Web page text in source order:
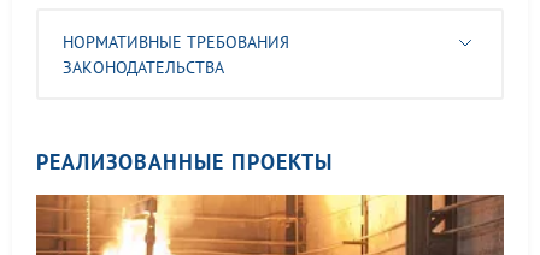
НОРМАТИВНЫЕ ТРЕБОВАНИЯ
ЗАКОНОДАТЕЛЬСТВА
РЕАЛИЗОВАННЫЕ ПРОЕКТЫ